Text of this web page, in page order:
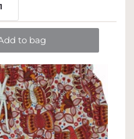
1
to bag